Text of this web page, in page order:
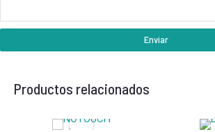
Enviar
Productos relacionados